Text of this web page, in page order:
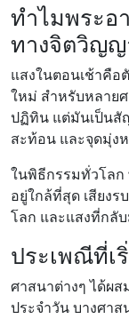
ทำไมพระ
ทางจิตวิญ
แสงในตอนเช้าคือ
ใหม่ สำหรับหลาย
ปฏิทิน แต่มันเป็นสั
สะท้อน และจุดมุ่ง
ในพิธีกรรมทั่วโลก
อยู่ใกล้ที่สุด เสียง
โลก และแสงที่กลั
ประเพณีที่เ
ศาสนาต่างๆ ได้ผ
ประจำวัน บางศาส